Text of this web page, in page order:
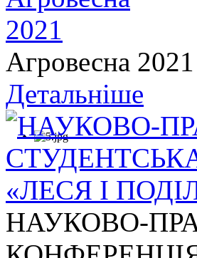
Агровесна 2021
Детальніше
НАУКОВО-